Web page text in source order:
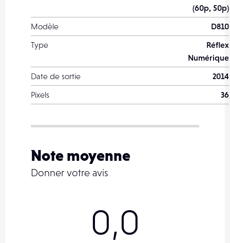
(60p, 50p)
Modèle
D810
Type
Réflex
Numérique
Date de sortie
2014
Pixels
36
Note moyenne
Donner votre avis
0,0